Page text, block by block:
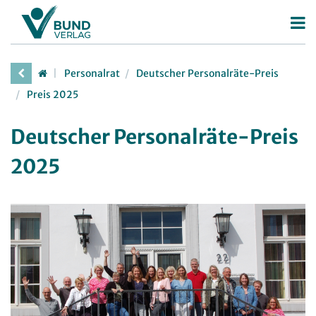
Betriebsrat
Betriebsratswahl
Mitbestimmung
Arbeitsschutz
Deutscher Betriebsrätepreis
Mitbestimmungskompass
Personalrat
Personalratsarbeit
Personalvertretungsrecht
Arbeitsschutz
Beschäftigtendatenschutz
Lexikon
JAV
Personalrat
Deutscher Personalräte-Preis
Preis 2025
Deutscher Personalräte-Preis
2025